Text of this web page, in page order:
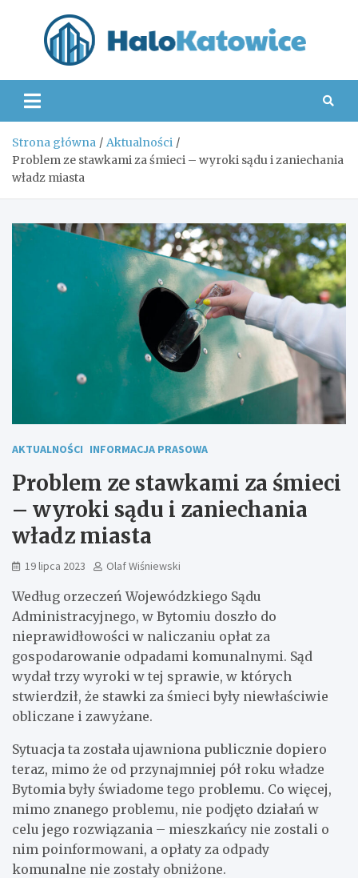
Strona główna
Aktualności
Problem ze stawkami za śmieci – wyroki sądu i zaniechania
władz miasta
AKTUALNOŚCI INFORMACJA PRASOWA
Problem ze stawkami za śmieci
– wyroki sądu i zaniechania
władz miasta
19 lipca 2023 Olaf Wiśniewski
Według orzeczeń Wojewódzkiego Sądu
Administracyjnego, w Bytomiu doszło do
nieprawidłowości w naliczaniu opłat za
gospodarowanie odpadami komunalnymi. Sąd
wydał trzy wyroki w tej sprawie, w których
stwierdził, że stawki za śmieci były niewłaściwie
obliczane i zawyżane.
Sytuacja ta została ujawniona publicznie dopiero
teraz, mimo że od przynajmniej pół roku władze
Bytomia były świadome tego problemu. Co więcej,
mimo znanego problemu, nie podjęto działań w
celu jego rozwiązania – mieszkańcy nie zostali o
nim poinformowani, a opłaty za odpady
komunalne nie zostały obniżone.